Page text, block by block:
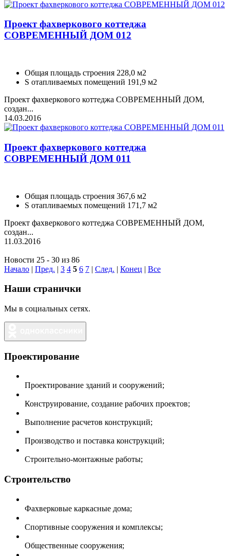
Проект фахверкового коттеджа
СОВРЕМЕННЫЙ ДОМ 012
Общая площадь строения 228,0 м2
S отапливаемых помещений 191,9 м2
Проект фахверкового коттеджа СОВРЕМЕННЫЙ ДОМ,
создан...
14.03.2016
Проект фахверкового коттеджа
СОВРЕМЕННЫЙ ДОМ 011
Общая площадь строения 367,6 м2
S отапливаемых помещений 171,7 м2
Проект фахверкового коттеджа СОВРЕМЕННЫЙ ДОМ,
создан...
11.03.2016
Новости 25 - 30 из 86
Начало | Пред. | 3 4 5 6 7 | След. | Конец | Все
Наши странички
Мы в социальных сетях.
Проектирование
Проектирование зданий и сооружений;
Конструирование, создание рабочих проектов;
Выполнение расчетов конструкций;
Производство и поставка конструкций;
Строительно-монтажные работы;
Строительство
Фахверковые каркасные дома;
Спортивные сооружения и комплексы;
Общественные сооружения;